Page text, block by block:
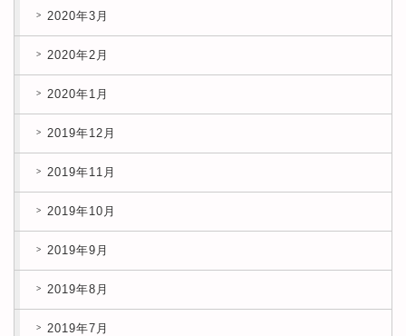
2020年3月
2020年2月
2020年1月
2019年12月
2019年11月
2019年10月
2019年9月
2019年8月
2019年7月